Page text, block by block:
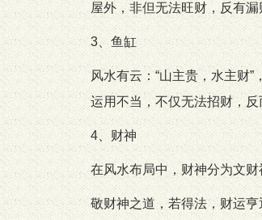
屋外，非但无法旺财，反有漏
3、鱼缸
风水有云：“山主贵，水主财
运用不当，不仅无法招财，
4、财神
在风水布局中，财神分为文
敬财神之道，若得法，财运